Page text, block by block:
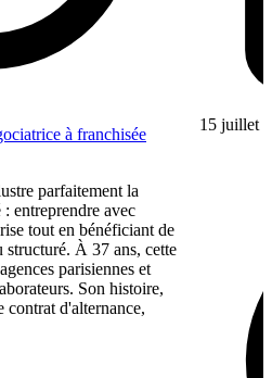
à franchisée
parfaitement la
entreprendre avec
tout en bénéficiant de
structuré. À 37 ans, cette
parisiennes et
Son histoire,
contrat d'alternance,
15 juillet